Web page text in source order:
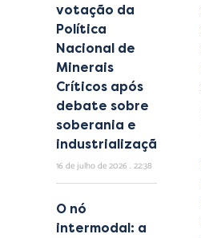
votação da
Política
Nacional de
Minerais
Críticos após
debate sobre
soberania e
industrialização
16 de julho de 2026 22:38
O nó
intermodal: a